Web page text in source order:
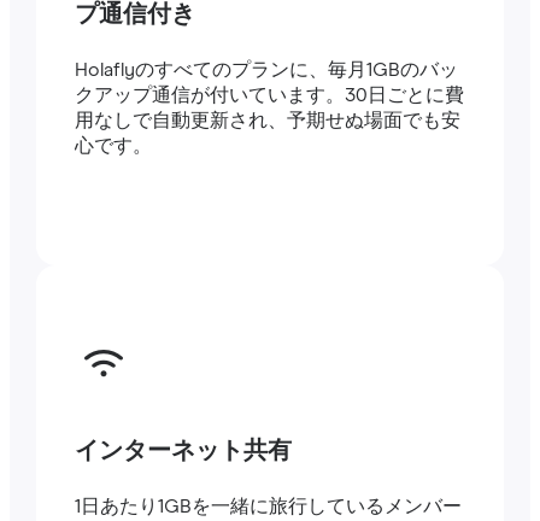
プ通信付き
Holaflyのすべてのプランに、毎月1GBのバッ
クアップ通信が付いています。30日ごとに費
用なしで自動更新され、予期せぬ場面でも安
心です。
インターネット共有
1日あたり1GBを一緒に旅行しているメンバー